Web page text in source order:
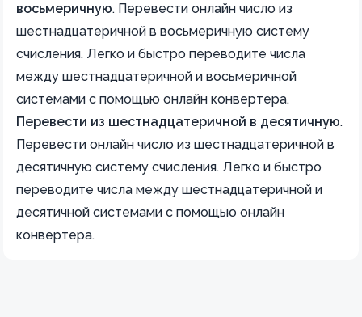
восьмеричную. Перевести онлайн число из
шестнадцатеричной в восьмеричную систему
счисления. Легко и быстро переводите числа
между шестнадцатеричной и восьмеричной
системами с помощью онлайн конвертера.
Перевести из шестнадцатеричной в десятичную.
Перевести онлайн число из шестнадцатеричной в
десятичную систему счисления. Легко и быстро
переводите числа между шестнадцатеричной и
десятичной системами с помощью онлайн
конвертера.